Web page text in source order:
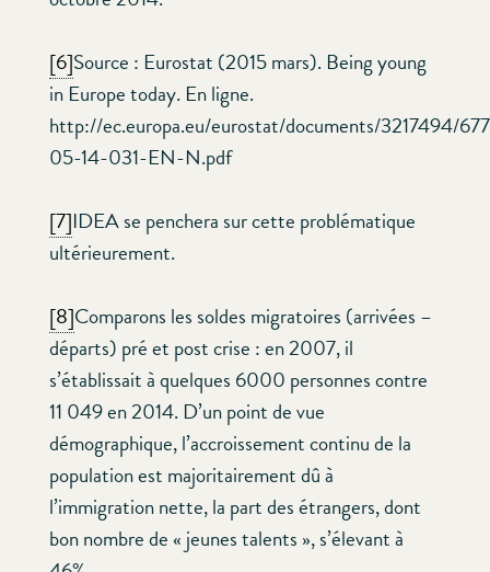
[6]Source : Eurostat (2015 mars). Being young
in Europe today. En ligne.
http://ec.europa.eu/eurostat/documents/3217494/
05-14-031-EN-N.pdf
[7]IDEA se penchera sur cette problématique
ultérieurement.
[8]Comparons les soldes migratoires (arrivées –
départs) pré et post crise : en 2007, il
s’établissait à quelques 6000 personnes contre
11 049 en 2014. D’un point de vue
démographique, l’accroissement continu de la
population est majoritairement dû à
l’immigration nette, la part des étrangers, dont
bon nombre de « jeunes talents », s’élevant à